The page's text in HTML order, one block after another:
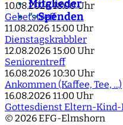
Mitglieder
">Spenden
10.08.2026 18:00 Uhr
Gebetstreff
11.08.2026 15:00 Uhr
Dienstagskrabbler
12.08.2026 15:00 Uhr
Seniorentreff
16.08.2026 10:30 Uhr
Ankommen (Kaffee, Tee, ...)
16.08.2026 11:00 Uhr
Gottesdienst Eltern-Kind-
© 2026 EFG-Elmshorn